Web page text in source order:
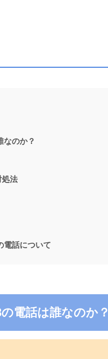
なのか？
処法
電話について
電話は誰なのか？